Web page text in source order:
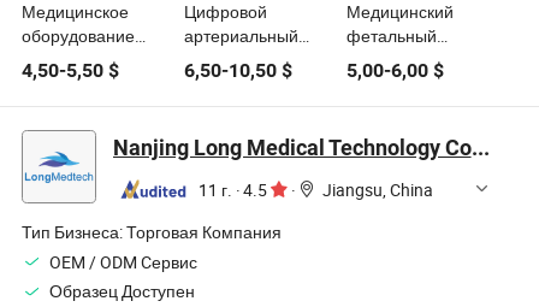
Медицинское
оборудование
оптом для
пациентов Умный
монитор уровня
глюкозы в крови
4,50-5,50 $
Цифровой
артериальный
тонометр
6,50-10,50$
Медицинский
фетальный
допплеровский
монитор
сердцебиения
динамиком
5,00-6,00$
Nanjing Long Medical Technology Co., Ltd.
11 г. ·4.5 ·
Jiangsu, China
Тип Бизнеса:Торговая Компания
OEM / ODM Cервис
Образец Доступен